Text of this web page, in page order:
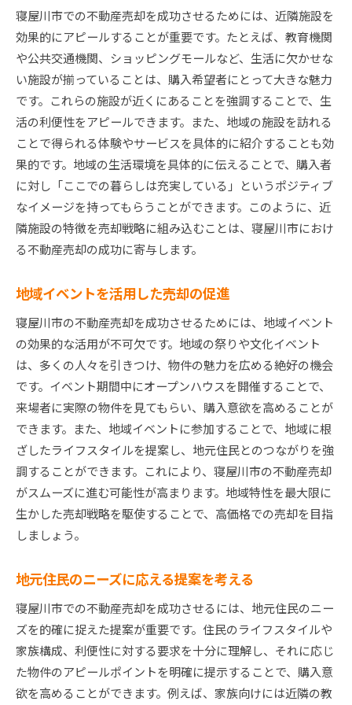
寝屋川市での不動産売却を成功させるためには、近隣施設を
効果的にアピールすることが重要です。たとえば、教育機関
や公共交通機関、ショッピングモールなど、生活に欠かせな
い施設が揃っていることは、購入希望者にとって大きな魅力
です。これらの施設が近くにあることを強調することで、生
活の利便性をアピールできます。また、地域の施設を訪れる
ことで得られる体験やサービスを具体的に紹介することも効
果的です。地域の生活環境を具体的に伝えることで、購入者
に対し「ここでの暮らしは充実している」というポジティブ
なイメージを持ってもらうことができます。このように、近
隣施設の特徴を売却戦略に組み込むことは、寝屋川市におけ
る不動産売却の成功に寄与します。
地域イベントを活用した売却の促進
寝屋川市の不動産売却を成功させるためには、地域イベント
の効果的な活用が不可欠です。地域の祭りや文化イベント
は、多くの人々を引きつけ、物件の魅力を広める絶好の機会
です。イベント期間中にオープンハウスを開催することで、
来場者に実際の物件を見てもらい、購入意欲を高めることが
できます。また、地域イベントに参加することで、地域に根
ざしたライフスタイルを提案し、地元住民とのつながりを強
調することができます。これにより、寝屋川市の不動産売却
がスムーズに進む可能性が高まります。地域特性を最大限に
生かした売却戦略を駆使することで、高価格での売却を目指
しましょう。
地元住民のニーズに応える提案を考える
寝屋川市での不動産売却を成功させるには、地元住民のニー
ズを的確に捉えた提案が重要です。住民のライフスタイルや
家族構成、利便性に対する要求を十分に理解し、それに応じ
た物件のアピールポイントを明確に提示することで、購入意
欲を高めることができます。例えば、家族向けには近隣の教